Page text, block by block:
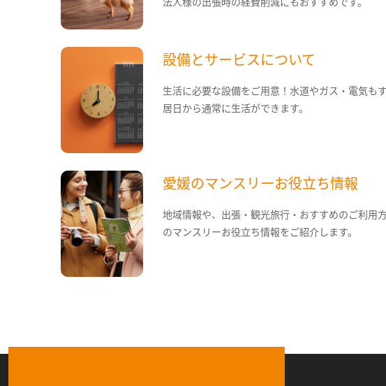
設備とサービスについて
生活に必要な設備をご用意！水道やガス・電気も
居日から通常に生活ができます。
愛媛のマンスリーお役立ち情報
地域情報や、出張・観光旅行・おすすめのご利用
のマンスリーお役立ち情報をご紹介します。